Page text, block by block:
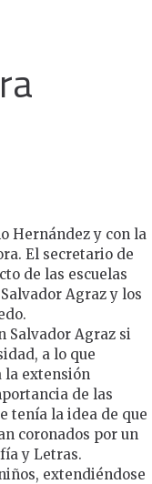
Hernández y con la
El secretario de
de las escuelas
Agraz y los
Salvador Agraz si
a lo que
la extensión
de las
tenía la idea de que
coronados por un
y Letras.
extendiéndose